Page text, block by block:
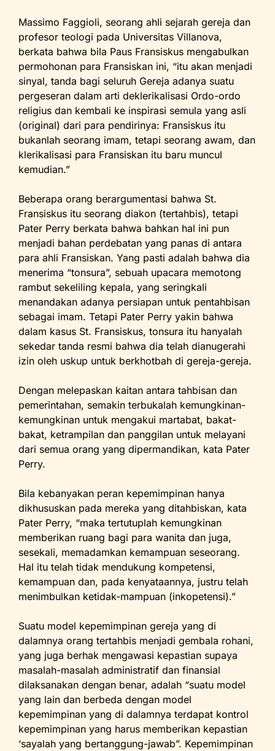
Massimo Faggioli, seorang ahli sejarah gereja dan
profesor teologi pada Universitas Villanova,
berkata bahwa bila Paus Fransiskus mengabulkan
permohonan para Fransiskan ini, “itu akan menjadi
sinyal, tanda bagi seluruh Gereja adanya suatu
pergeseran dalam arti deklerikalisasi Ordo-ordo
religius dan kembali ke inspirasi semula yang asli
(original) dari para pendirinya: Fransiskus itu
bukanlah seorang imam, tetapi seorang awam, dan
klerikalisasi para Fransiskan itu baru muncul
kemudian.”
Beberapa orang berargumentasi bahwa St.
Fransiskus itu seorang diakon (tertahbis), tetapi
Pater Perry berkata bahwa bahkan hal ini pun
menjadi bahan perdebatan yang panas di antara
para ahli Fransiskan. Yang pasti adalah bahwa dia
menerima “tonsura”, sebuah upacara memotong
rambut sekeliling kepala, yang seringkali
menandakan adanya persiapan untuk pentahbisan
sebagai imam. Tetapi Pater Perry yakin bahwa
dalam kasus St. Fransiskus, tonsura itu hanyalah
sekedar tanda resmi bahwa dia telah dianugerahi
izin oleh uskup untuk berkhotbah di gereja-gereja.
Dengan melepaskan kaitan antara tahbisan dan
pemerintahan, semakin terbukalah kemungkinan-
kemungkinan untuk mengakui martabat, bakat-
bakat, ketrampilan dan panggilan untuk melayani
dari semua orang yang dipermandikan, kata Pater
Perry.
Bila kebanyakan peran kepemimpinan hanya
dikhususkan pada mereka yang ditahbiskan, kata
Pater Perry, “maka tertutuplah kemungkinan
memberikan ruang bagi para wanita dan juga,
sesekali, memadamkan kemampuan seseorang.
Hal itu telah tidak mendukung kompetensi,
kemampuan dan, pada kenyataannya, justru telah
menimbulkan ketidak-mampuan (inkopetensi).”
Suatu model kepemimpinan gereja yang di
dalamnya orang tertahbis menjadi gembala rohani,
yang juga berhak mengawasi kepastian supaya
masalah-masalah administratif dan finansial
dilaksanakan dengan benar, adalah “suatu model
yang lain dan berbeda dengan model
kepemimpinan yang di dalamnya terdapat kontrol
kepemimpinan yang harus memberikan kepastian
‘sayalah yang bertanggung-jawab”. Kepemimpinan